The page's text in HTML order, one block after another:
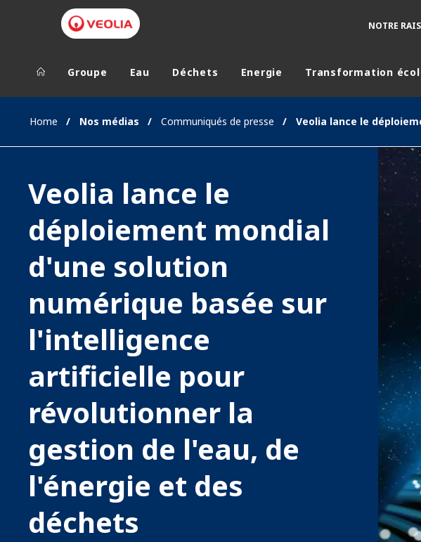
NOTRE
Groupe Veolia
CAMPUS
FONDATION
INSTITUT
Dans le monde
Groupe Eau Déchets Energie Transformation
Home Nos médias Communiqués de presse
Veolia lance le
déploiement mondial
d'une solution
numérique basée sur
l'intelligence
artificielle pour
révolutionner la
gestion de l'eau, de
l'énergie et des
déchets